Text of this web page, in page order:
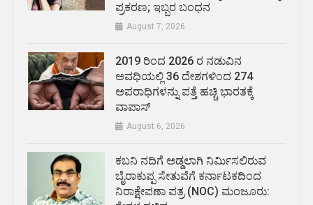
ಪ್ರಕರಣ; ಇಬ್ಬರ ಬಂಧನ
August 7, 2026
2019 ರಿಂದ 2026 ರ ನಡುವಿನ
ಅವಧಿಯಲ್ಲಿ 36 ದೇಶಗಳಿಂದ 274
ಅಪರಾಧಿಗಳನ್ನು ಪತ್ತೆ ಹಚ್ಚಿ ಭಾರತಕ್ಕೆ
ವಾಪಾಸ್
August 6, 2026
ಕಬನಿ ನದಿಗೆ ಅಡ್ಡಲಾಗಿ ನಿರ್ಮಿಸಲಿರುವ
ಬೈರಾಕುಪ್ಪ ಸೇತುವೆಗೆ ಕರ್ನಾಟಕದಿಂದ
ನಿರಾಕ್ಷೇಪಣಾ ಪತ್ರ (NOC) ಮಂಜೂರು: